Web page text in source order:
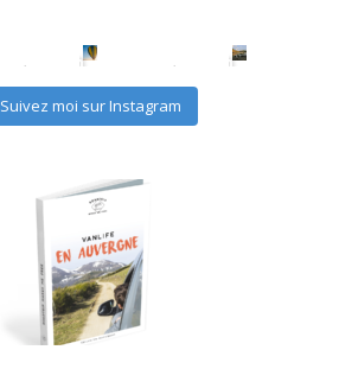
Suivez moi sur Instagram